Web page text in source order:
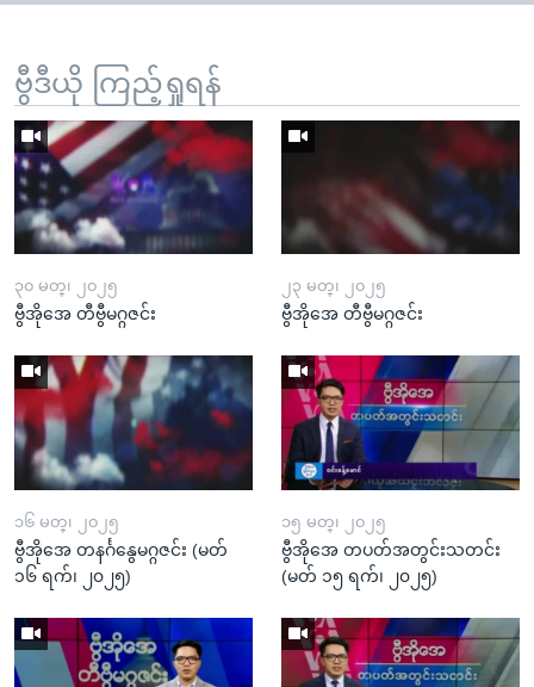
ဗွီဒီယို ကြည့်ရှုရန်
၃၀ မတ္၊ ၂၀၂၅
ဗွီအိုအေ တီဗွီမဂ္ဂဇင်း
၂၃ မတ္၊ ၂၀၂၅
ဗွီအိုအေ တီဗွီမဂ္ဂဇင်း
၁၆ မတ္၊ ၂၀၂၅
ဗွီအိုအေ တနင်္ဂနွေမဂ္ဂဇင်း (မတ်
၁၆ ရက်၊ ၂၀၂၅)
၁၅ မတ္၊ ၂၀၂၅
ဗွီအိုအေ တပတ်အတွင်းသတင်း
(မတ် ၁၅ ရက်၊ ၂၀၂၅)